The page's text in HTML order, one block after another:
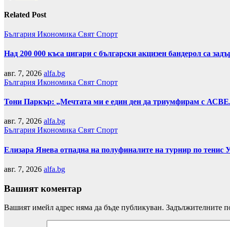
Related Post
България Икономика Свят Спорт
Над 200 000 къса цигари с български акцизен бандерол са
авг. 7, 2026 alfa.bg
България Икономика Свят Спорт
Тони Паркър: „Мечтата ми е един ден да триумфирам с
авг. 7, 2026 alfa.bg
България Икономика Свят Спорт
Елизара Янева отпадна на полуфиналите на турнир по
авг. 7, 2026 alfa.bg
Вашият коментар
Вашият имейл адрес няма да бъде публикуван. Задължителните